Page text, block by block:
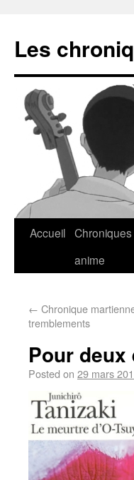
Les
Accueil Chroniques
anime
← Chronique
tremblements
Pour deux
Posted on 29 mars